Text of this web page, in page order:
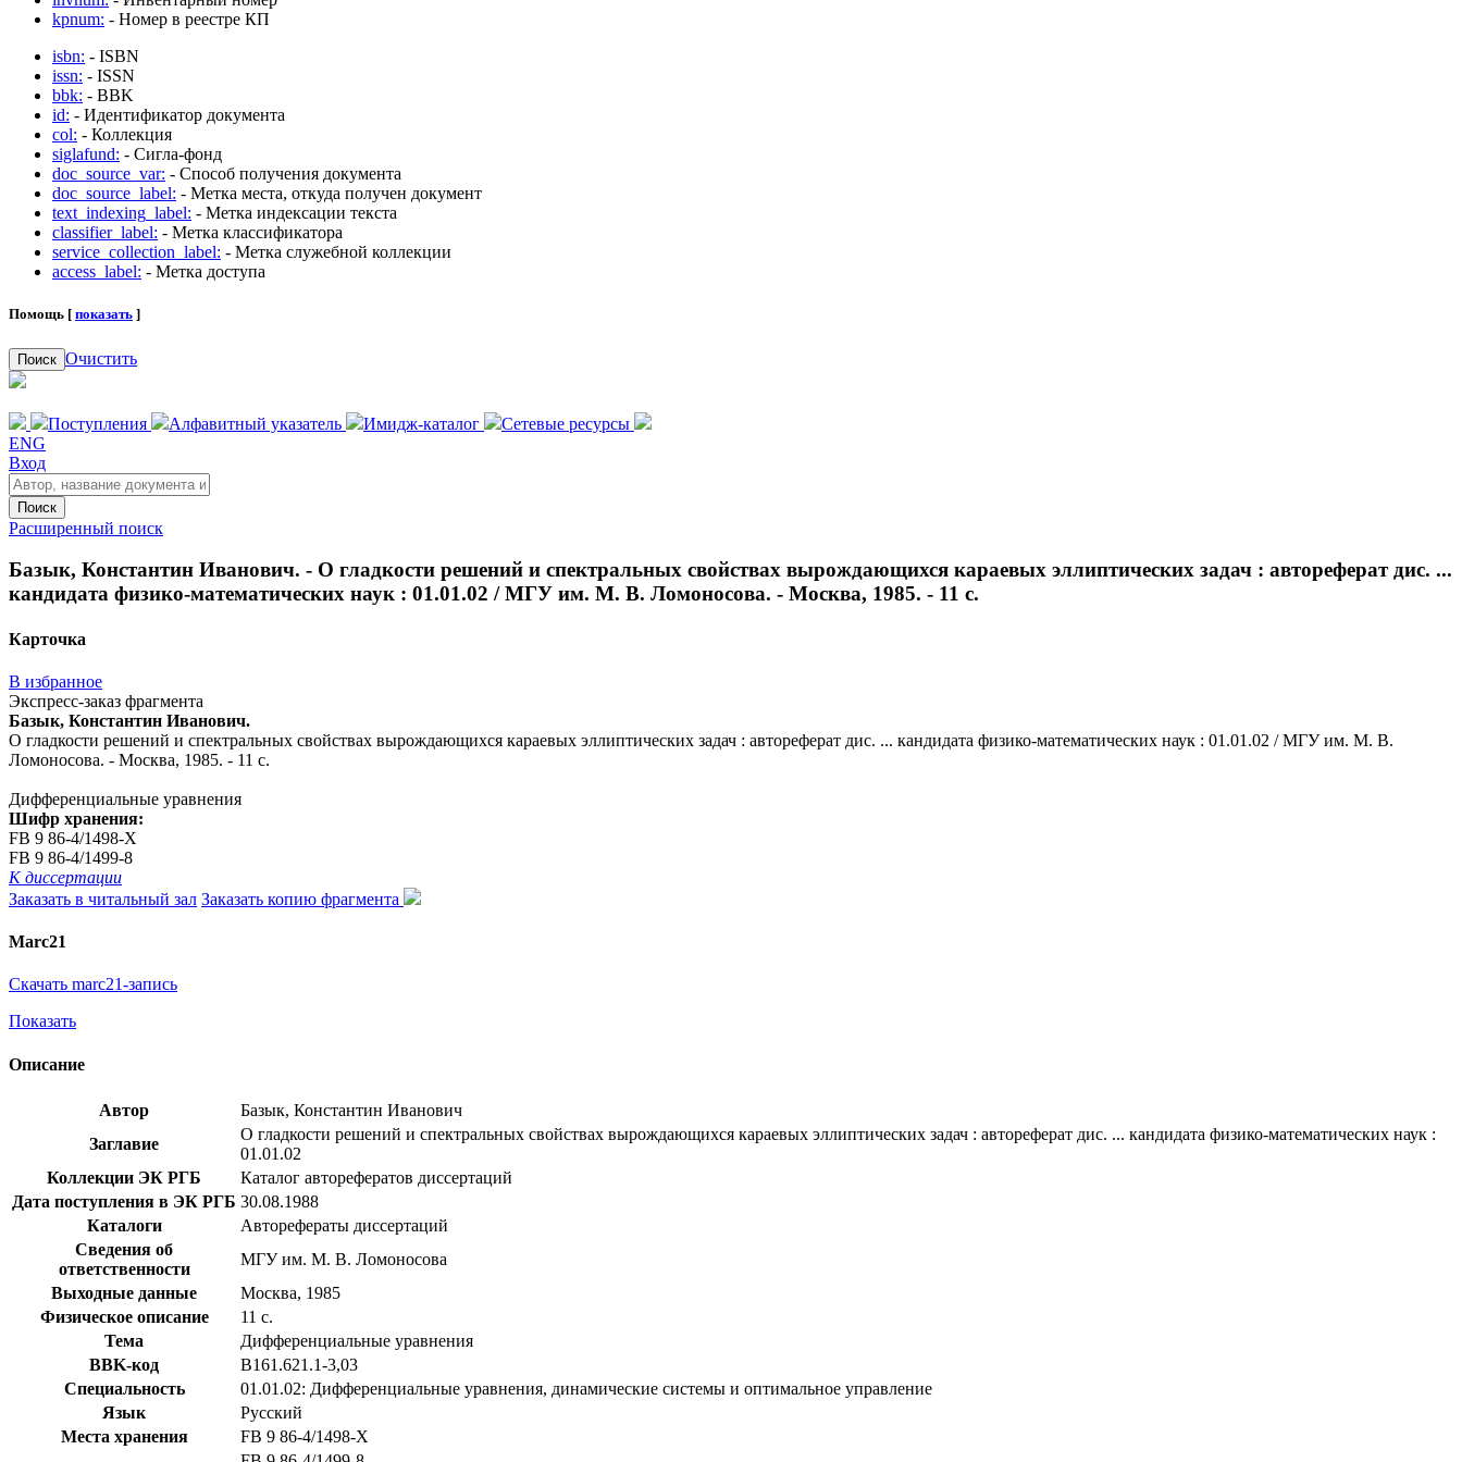
kpnum: - Номер в реестре КП
isbn: - ISBN
issn: - ISSN
bbk: - BBK
id: - Идентификатор документа
col: - Коллекция
siglafund: - Сигла-фонд
doc_source_var: - Способ получения документа
doc_source_label: - Метка места, откуда получен документ
text_indexing_label: - Метка индексации текста
classifier_label: - Метка классификатора
service_collection_label: - Метка служебной коллекции
access_label: - Метка доступа
Помощь [ показать ]
Поиск Очистить
Поступления Алфавитный указатель Имидж-каталог
Сетевые ресурсы
ENG
Вход
Поиск
Расширенный поиск
Базык, Константин Иванович. - О гладкости решений и спектральных свойствах вырождающихся караевых эллиптических задач : автореферат дис. ...
кандидата физико-математических наук : 01.01.02 / МГУ им. М. В. Ломоносова. - Москва, 1985. - 11 с.
Карточка
В избранное
Экспресс-заказ фрагмента
Базык, Константин Иванович.
О гладкости решений и спектральных свойствах вырождающихся караевых эллиптических задач : автореферат дис. ... кандидата физико-математических наук : 01.01.02 / МГУ им. М. В.
Ломоносова. - Москва, 1985. - 11 с.
Дифференциальные уравнения
Шифр хранения:
FB 9 86-4/1498-Х
FB 9 86-4/1499-8
К диссертации
Заказать в читальный зал Заказать копию фрагмента
Marc21
Скачать marc21-запись
Показать
Описание
Автор
Базык, Константин Иванович
Заглавие
О гладкости решений и спектральных свойствах вырождающихся караевых эллиптических задач : автореферат дис. ... кандидата физико-математических наук :
01.01.02
Коллекции ЭК РГБ
Каталог авторефератов диссертаций
Дата поступления в ЭК РГБ 30.08.1988
Каталоги
Авторефераты диссертаций
Сведения об
ответственности
МГУ им. М. В. Ломоносова
Выходные данные
Москва, 1985
Физическое описание
11 с.
Тема
Дифференциальные уравнения
BBK-код
В161.621.1-3,03
Специальность
01.01.02: Дифференциальные уравнения, динамические системы и оптимальное управление
Язык
Русский
Места хранения
FB 9 86-4/1498-Х